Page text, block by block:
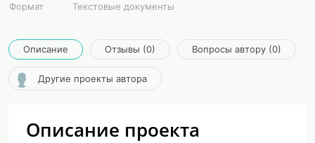
Формат
Текстовые документы
Описание Отзывы (0) Вопросы автору (0)
Другие проекты автора
Описание проекта